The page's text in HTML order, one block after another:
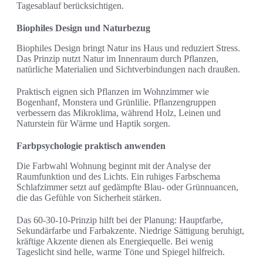
Tagesablauf berücksichtigen.
Biophiles Design und Naturbezug
Biophiles Design bringt Natur ins Haus und reduziert Stress.
Das Prinzip nutzt Natur im Innenraum durch Pflanzen,
natürliche Materialien und Sichtverbindungen nach draußen.
Praktisch eignen sich Pflanzen im Wohnzimmer wie
Bogenhanf, Monstera und Grünlilie. Pflanzengruppen
verbessern das Mikroklima, während Holz, Leinen und
Naturstein für Wärme und Haptik sorgen.
Farbpsychologie praktisch anwenden
Die Farbwahl Wohnung beginnt mit der Analyse der
Raumfunktion und des Lichts. Ein ruhiges Farbschema
Schlafzimmer setzt auf gedämpfte Blau- oder Grünnuancen,
die das Gefühle von Sicherheit stärken.
Das 60-30-10-Prinzip hilft bei der Planung: Hauptfarbe,
Sekundärfarbe und Farbakzente. Niedrige Sättigung beruhigt,
kräftige Akzente dienen als Energiequelle. Bei wenig
Tageslicht sind helle, warme Töne und Spiegel hilfreich.